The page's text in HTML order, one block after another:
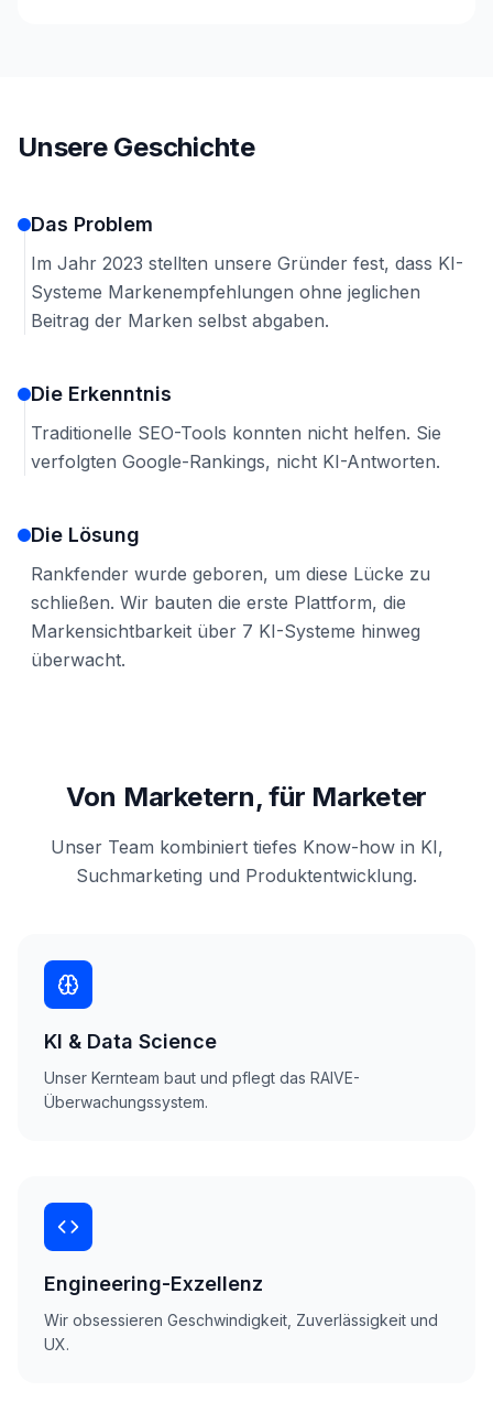
Unsere Geschichte
Das Problem
Im Jahr 2023 stellten unsere Gründer fest, dass KI-
Systeme Markenempfehlungen ohne jeglichen
Beitrag der Marken selbst abgaben.
Die Erkenntnis
Traditionelle SEO-Tools konnten nicht helfen. Sie
verfolgten Google-Rankings, nicht KI-Antworten.
Die Lösung
Rankfender wurde geboren, um diese Lücke zu
schließen. Wir bauten die erste Plattform, die
Markensichtbarkeit über 7 KI-Systeme hinweg
überwacht.
Von Marketern, für Marketer
Unser Team kombiniert tiefes Know-how in KI,
Suchmarketing und Produktentwicklung.
KI & Data Science
Unser Kernteam baut und pflegt das RAIVE-
Überwachungssystem.
Engineering-Exzellenz
Wir obsessieren Geschwindigkeit, Zuverlässigkeit und
UX.